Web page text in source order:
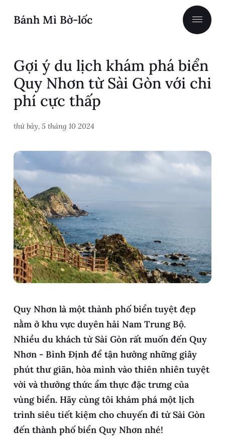
Bánh Mì Bờ-lốc
Gợi ý du lịch khám phá biển
Quy Nhơn từ Sài Gòn với chi
phí cực thấp
thứ bảy, 5 tháng 10 2024
Quy Nhơn là một thành phố biển tuyệt đẹp
nằm ở khu vực duyên hải Nam Trung Bộ.
Nhiều du khách từ Sài Gòn rất muốn đến Quy
Nhơn - Bình Định để tận hưởng những giây
phút thư giãn, hòa mình vào thiên nhiên tuyệt
vời và thưởng thức ẩm thực đặc trưng của
vùng biển. Hãy cùng tôi khám phá một lịch
trình siêu tiết kiệm cho chuyến đi từ Sài Gòn
đến thành phố biển Quy Nhơn nhé!